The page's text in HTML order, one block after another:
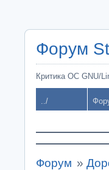
Форум
Критика ОС GNU/
../
Форум »